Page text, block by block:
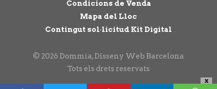
Condicions de Venda
Mapa del Lloc
Contingut sol·licitud Kit Digital
© 2026 Dommia, Disseny Web Barcelona
Tots els drets reservats
X